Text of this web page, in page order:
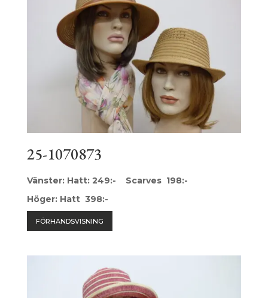
25-1070873
Vänster: Hatt: 249:- Scarves 198:-
Höger: Hatt 398:-
FÖRHANDSVISNING